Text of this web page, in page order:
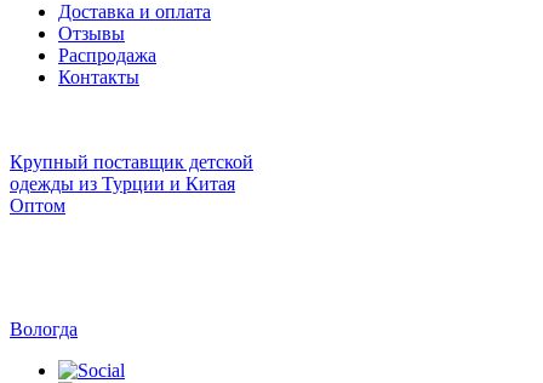
Доставка и оплата
Отзывы
Распродажа
Контакты
Крупный поставщик детской
одежды из Турции и Китая
Оптом
Вологда